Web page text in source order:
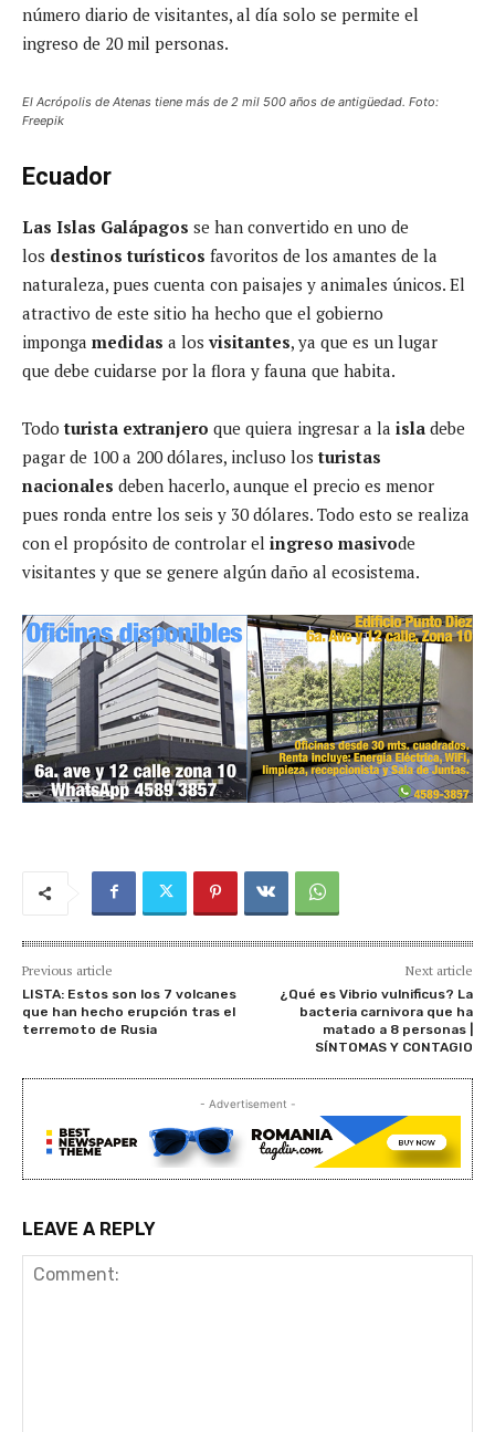
número diario de visitantes, al día solo se permite el
ingreso de 20 mil personas.
El Acrópolis de Atenas tiene más de 2 mil 500 años de antigüedad. Foto:
Freepik
Ecuador
Las Islas Galápagos se han convertido en uno de
los destinos turísticos favoritos de los amantes de la
naturaleza, pues cuenta con paisajes y animales únicos. El
atractivo de este sitio ha hecho que el gobierno
imponga medidas a los visitantes, ya que es un lugar
que debe cuidarse por la flora y fauna que habita.
Todoturista extranjero que quiera ingresar a la isla debe
pagar de 100 a 200 dólares, incluso losturistas
nacionales deben hacerlo, aunque el precio es menor
pues ronda entre los seis y 30 dólares. Todo esto se realiza
con el propósito de controlar el ingreso masivode
visitantes y que se genere algún daño al ecosistema.
Previous article
LISTA: Estos son los 7 volcanes
que han hecho erupción tras el
terremoto de Rusia
Next article
¿Qué es Vibrio vulnificus? La
bacteria carnivora que ha
matado a 8 personas |
SÍNTOMAS Y CONTAGIO
- Advertisement -
LEAVE A REPLY